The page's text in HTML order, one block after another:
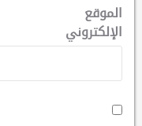
الموقع
الإلكتروني